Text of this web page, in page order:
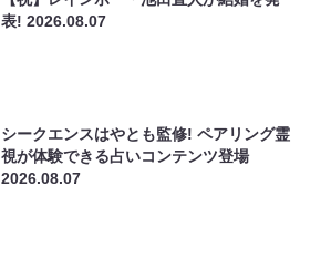
表!2026.08.07
シークエンスはやとも監修! ペアリング霊
視が体験できる占いコンテンツ登場
2026.08.07